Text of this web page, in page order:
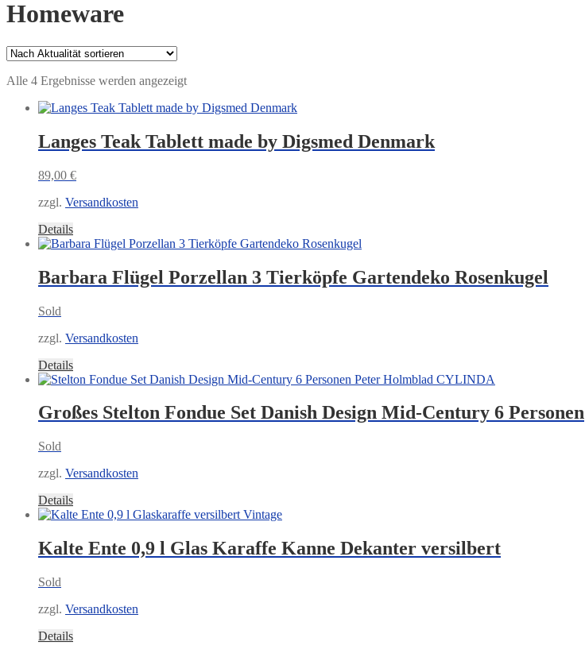
Homeware
Alle 4 Ergebnisse werden angezeigtNach
sortiert
Langes Teak Tablett made by Digsmed Denmark
89,00 €
zzgl. Versandkosten
Details
Barbara Flügel Porzellan 3 Tierköpfe Gartendeko Rosenkugel
Sold
zzgl. Versandkosten
Details
Großes Stelton Fondue Set Danish Design Mid-Century 6 Personen
Sold
zzgl. Versandkosten
Details
Kalte Ente 0,9 l Glas Karaffe Kanne Dekanter versilbert
Sold
zzgl. Versandkosten
Details